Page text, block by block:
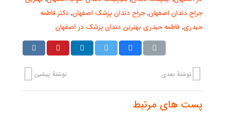
جراح دندان اصفهان,جراح دندان پزشک اصفهان, دکتر فاطمه
حیدری, فاطمه حیدری بهترین دندان پزشک در اصفهان
نوشتهٔ پیشین نوشتهٔ بعدی
پست های مرتبط